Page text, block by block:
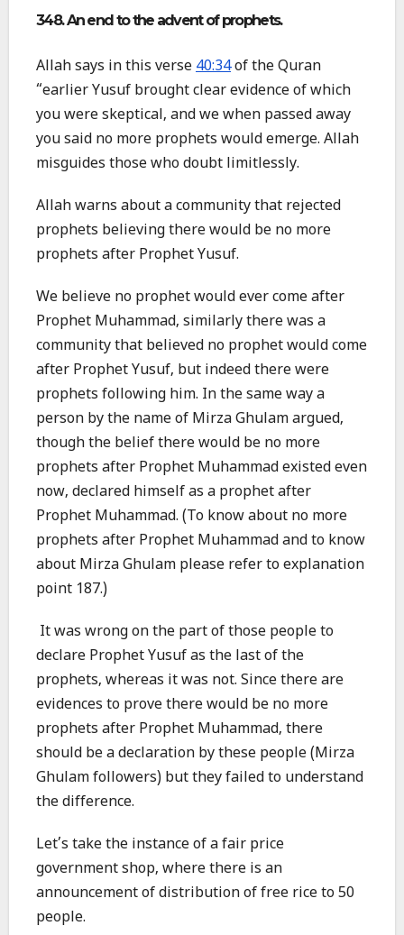
348. An end to the advent of prophets.
Allah says in this verse 40:34of the Quran
“earlier Yusuf brought clear evidence of which
you were skeptical, and we when passed away
you said no more prophets would emerge. Allah
misguides those who doubt limitlessly.
Allah warns about a community that rejected
prophets believing there would be no more
prophets after Prophet Yusuf.
We believe no prophet would ever come after
Prophet Muhammad, similarly there was a
community that believed no prophet would come
after Prophet Yusuf, but indeed there were
prophets following him. In the same way a
person by the name of Mirza Ghulam argued,
though the belief there would be no more
prophets after Prophet Muhammad existed even
now, declared himself as a prophet after
Prophet Muhammad. (To know about no more
prophets after Prophet Muhammad and to know
about Mirza Ghulam please refer to explanation
point 187.)
It was wrong on the part of those people to
declare Prophet Yusuf as the last of the
prophets, whereas it was not. Since there are
evidences to prove there would be no more
prophets after Prophet Muhammad, there
should be a declaration by these people (Mirza
Ghulam followers) but they failed to understand
the difference.
Let’s take the instance of a fair price
government shop, where there is an
announcement of distribution of free rice to 50
people.